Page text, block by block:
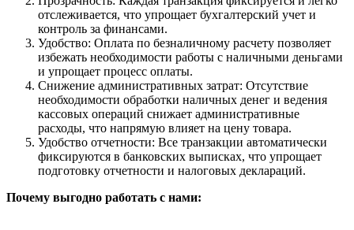
отслеживается, что упрощает бухгалтерский учет и
контроль за финансами.
Удобство: Оплата по безналичному расчету позволяет
избежать необходимости работы с наличными деньгами
и упрощает процесс оплаты.
Снижение административных затрат: Отсутствие
необходимости обработки наличных денег и ведения
кассовых операций снижает административные
расходы, что напрямую влияет на цену товара.
Удобство отчетности: Все транзакции автоматически
фиксируются в банковских выписках, что упрощает
подготовку отчетности и налоговых деклараций.
Почему выгодно работать с нами: